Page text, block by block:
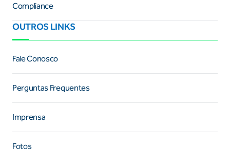
Compliance
OUTROS LINKS
Fale Conosco
Perguntas Frequentes
Imprensa
Fotos